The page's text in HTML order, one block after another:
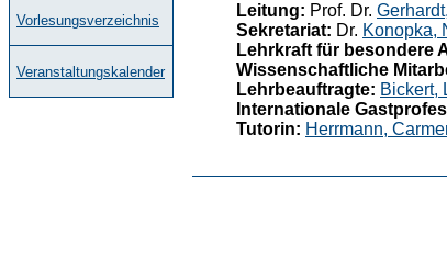
Vorlesungsverzeichnis
Veranstaltungskalender
Leitung: Prof. Dr.
Sekretariat: Dr. Konopka,
Lehrkraft für besondere
Wissenschaftliche
Lehrbeauftragte: Bickert,
Internationale
Tutorin: Herrmann,